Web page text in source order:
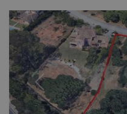
Précédent